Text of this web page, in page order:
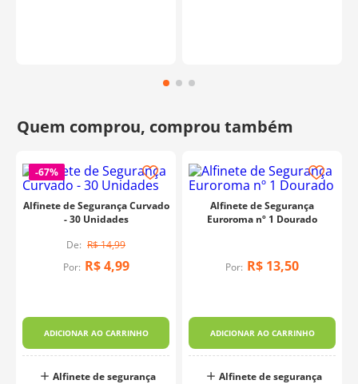
-67%
Alfinete de Segurança Curvado
- 30 Unidades
R$14,99
Por: R$ 4,99
ADICIONAR AO CARRINHO
Alfinete de segurança
Alfinete de Segurança
Euroroma nº 1 Dourado
Por: R$ 13,50
ADICIONAR AO CARRINHO
Alfinete de segurança